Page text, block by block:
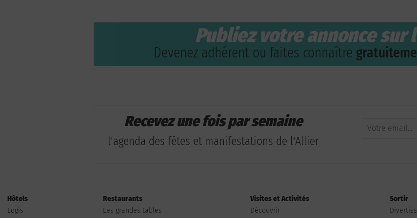
Publiez votre annonce sur
Devenez adhérent ou faites connaître
Recevez une fois par semaine
l'agenda des fêtes et manifestations de l'Allier
Hôtels
Logis
Restaurants
Les grandes tables
Visites et Activités
Découvrir
Sortir